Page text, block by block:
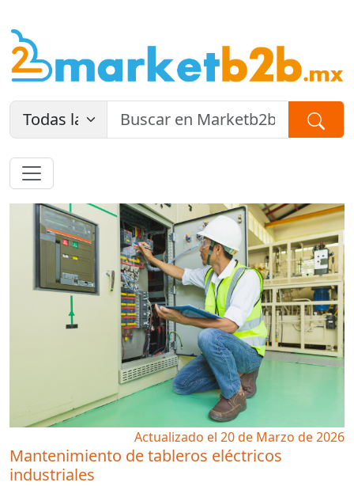
Actualizado el 20 de Marzo de 2026
Mantenimiento de tableros eléctricos
industriales